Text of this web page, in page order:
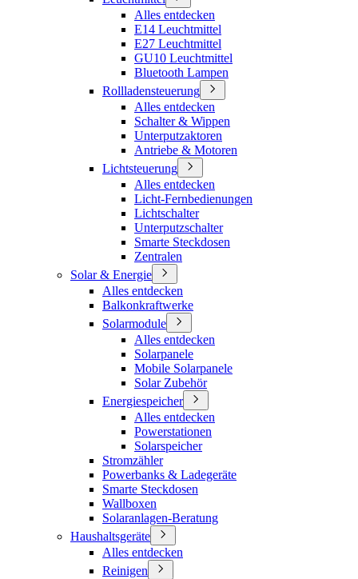
Alles entdecken
E14 Leuchtmittel
E27 Leuchtmittel
GU10 Leuchtmittel
Bluetooth Lampen
Rollladensteuerung
Alles entdecken
Schalter & Wippen
Unterputzaktoren
Antriebe & Motoren
Lichtsteuerung
Alles entdecken
Licht-Fernbedienungen
Lichtschalter
Unterputzschalter
Smarte Steckdosen
Zentralen
Solar & Energie
Alles entdecken
Balkonkraftwerke
Solarmodule
Alles entdecken
Solarpanele
Mobile Solarpanele
Solar Zubehör
Energiespeicher
Alles entdecken
Powerstationen
Solarspeicher
Stromzähler
Powerbanks & Ladegeräte
Smarte Steckdosen
Wallboxen
Solaranlagen-Beratung
Haushaltsgeräte
Alles entdecken
Reinigen